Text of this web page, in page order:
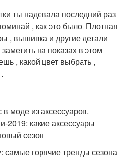
ты надевала последний раз
, как это было. Плотная
, вышивка и другие детали
на показах в этом
, какой цвет выбрать ,
самые горячие тренды сезона